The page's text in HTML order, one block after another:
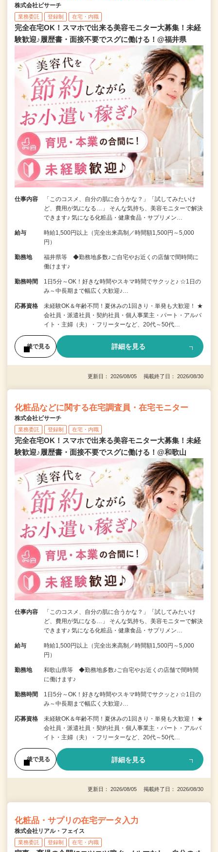
株式会社ビサーチ
業務委託 登録制 在宅・内職
完全在宅OK！スマホで出来る美容モニター大募集！未経
験歓迎♪履歴書・面接不要でスグに働ける！@福井県
仕事内容
「このコスメ、自分の肌に合うかな？」「試してみたいけ
ど、費用が気になる…」 そんな気持ち、美容モニターで解決
できます♪ 気になる化粧品・健康食品・サプリメン…
給与
時給1,500円以上（完全出来高制／時間額1,500円～5,000
円）
勤務地
福井県等 ◆勤務地多数♪ご自宅やお近くの店舗で間時間に
働けます♪
勤務時間
1日5分～OK！好きな時間やスキマ時間でサクッと♪ ☆1日の
み～中長期まで幅広く大歓迎♪…
応募資格
未経験OK＆年齢不問！夏休みの1回きり・単発も大歓迎！ ★
会社員・派遣社員・契約社員・個人事業主・パート・アルバ
イト・主婦（夫）・フリーターなど、20代～50代…
後で見る 詳細を見る
更新日： 2026/08/05 掲載終了日： 2026/08/30
化粧品などに関する在宅調査員・在宅モニター
株式会社ビサーチ
業務委託 登録制 在宅・内職
完全在宅OK！スマホで出来る美容モニター大募集！未経
験歓迎♪履歴書・面接不要でスグに働ける！@和歌山
仕事内容
「このコスメ、自分の肌に合うかな？」「試してみたいけ
ど、費用が気になる…」 そんな気持ち、美容モニターで解決
できます♪ 気になる化粧品・健康食品・サプリメン…
給与
時給1,500円以上（完全出来高制／時間額1,500円～5,000
円）
勤務地
和歌山県等 ◆勤務地多数♪ご自宅やお近くの店舗で間時間
に働けます♪
勤務時間
1日5分～OK！好きな時間やスキマ時間でサクッと♪ ☆1日の
み～中長期まで幅広く大歓迎♪…
応募資格
未経験OK＆年齢不問！夏休みの1回きり・単発も大歓迎！ ★
会社員・派遣社員・契約社員・個人事業主・パート・アルバ
イト・主婦（夫）・フリーターなど、20代～50代…
後で見る 詳細を見る
更新日： 2026/08/05 掲載終了日： 2026/08/30
化粧品・サプリの在宅データ入力
株式会社リアル・フェイス
業務委託 登録制 在宅・内職